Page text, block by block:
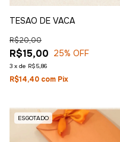
TESAO DE VACA
R$15,00
R$20,00
25% OFF
3 x de R$5,86
R$14,40 com Pix
ESGOTADO